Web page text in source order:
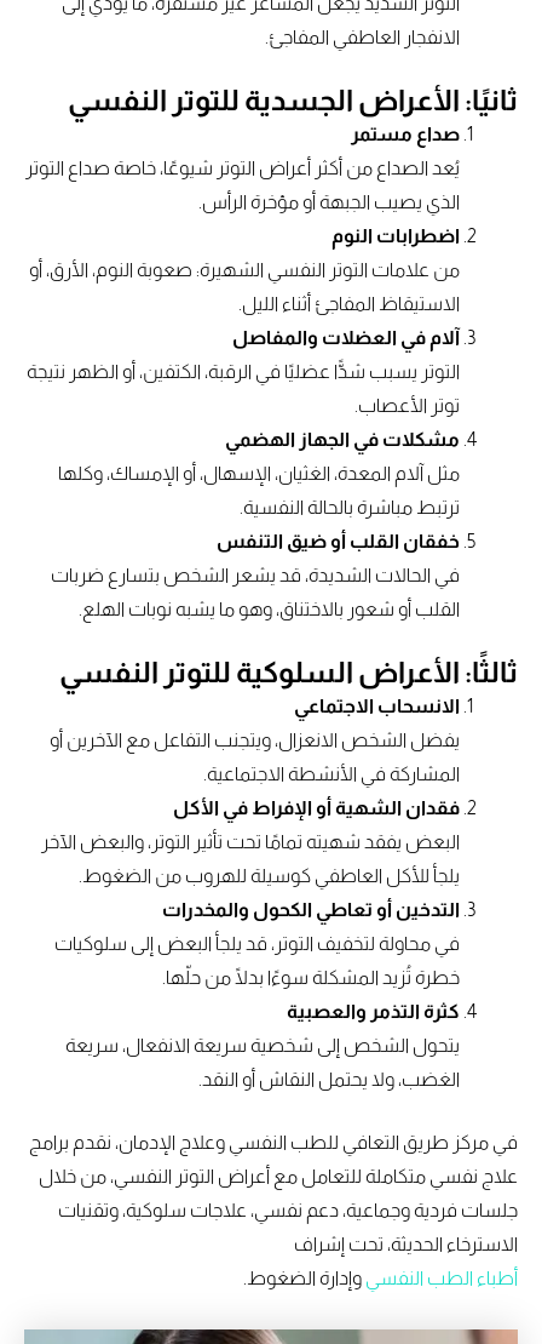
الانفجار العاطفي المفاجئ.
ثانيًا:الأعراض الجسدية للتوتر النفسي
صداع مستمر
يُعد الصداع من أكثر أعراض التوتر شيوعًا، خاصة صداع التوتر
الذي يصيب الجبهة أو مؤخرة الرأس.
اضطرابات النوم
من علامات التوتر النفسي الشهيرة: صعوبة النوم، الأرق، أو
الاستيقاظ المفاجئ أثناء الليل.
آلام في العضلات والمفاصل
التوتر يسبب شدًّا عضليًا في الرقبة، الكتفين، أو الظهر نتيجة
توتر الأعصاب.
مشكلات في الجهاز الهضمي
مثل آلام المعدة، الغثيان، الإسهال، أو الإمساك، وكلها
ترتبط مباشرة بالحالة النفسية.
خفقان القلب أو ضيق التنفس
في الحالات الشديدة، قد يشعر الشخص بتسارع ضربات
القلب أو شعور بالاختناق، وهو ما يشبه نوبات الهلع.
ثالثًا:الأعراض السلوكية للتوتر النفسي
الانسحاب الاجتماعي
يفضل الشخص الانعزال، ويتجنب التفاعل مع الآخرين أو
المشاركة في الأنشطة الاجتماعية.
فقدان الشهية أو الإفراط في الأكل
البعض يفقد شهيته تمامًا تحت تأثير التوتر، والبعض الآخر
يلجأ للأكل العاطفي كوسيلة للهروب من الضغوط.
التدخين أو تعاطي الكحول والمخدرات
في محاولة لتخفيف التوتر، قد يلجأ البعض إلى سلوكيات
خطرة تُزيد المشكلة سوءًا بدلًا من حلّها.
كثرة التذمر والعصبية
يتحول الشخص إلى شخصية سريعة الانفعال، سريعة
الغضب، ولا يحتمل النقاش أو النقد.
في مركز طريق التعافي للطب النفسي وعلاج الإدمان، نقدم برامج
علاج نفسي متكاملة للتعامل مع أعراض التوتر النفسي، من خلال
جلسات فردية وجماعية، دعم نفسي، علاجات سلوكية، وتقنيات
الاسترخاء الحديثة، تحت إشراف
أطباء الطب النفسي
وإدارة الضغوط.